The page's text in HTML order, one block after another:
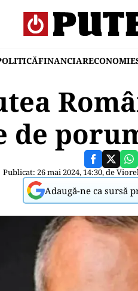
FINANCIARECONOMIE
de
Publicat: 26 mai 2024, 14:30, de
Adaugă-ne ca sursă